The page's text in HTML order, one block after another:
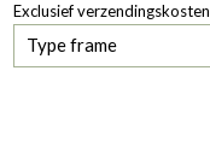
Exclusief verzendingskosten
Type frame